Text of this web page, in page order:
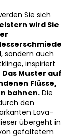
wird Sie
, sondern auch
inspiriert
Das Muster auf
Flüsse,
bahnen.Die
den
Lava-
übergeht in
gefaltetem